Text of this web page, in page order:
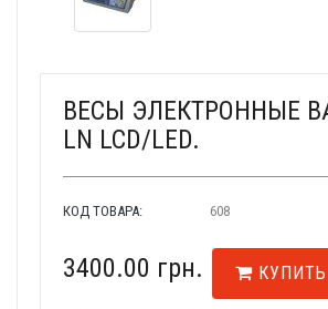
ВЕСЫ ЭЛЕКТРОННЫЕ
LN LCD/LED.
КОД ТОВАРА: 608
3400.00 грн. КУПИТЬ